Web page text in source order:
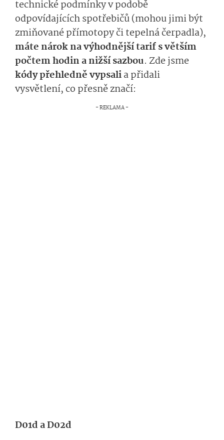
technické podmínky v podobě
odpovídajících spotřebičů (mohou jimi být
zmiňované přímotopy či tepelná čerpadla),
máte nárok na výhodnější tarif s větším
počtem hodin a nižší sazbou. Zde jsme
kódy přehledně vypsalia přidali
vysvětlení, co přesně značí:
D01d a D02d